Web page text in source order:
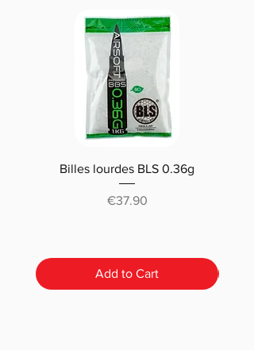
Billes lourdes BLS 0.36g
Price
€37.90
Add to Cart